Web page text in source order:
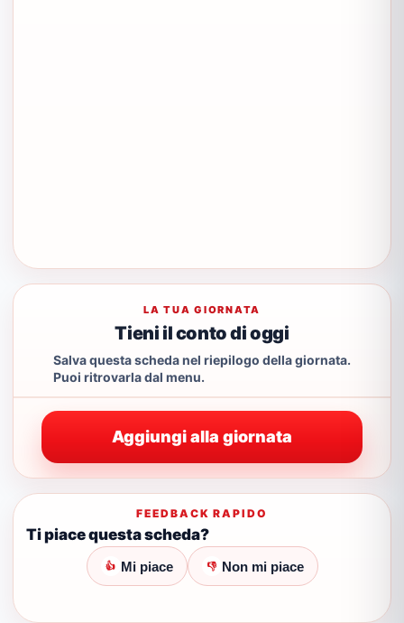
LA TUA GIORNATA
Tieni il conto di oggi
Salva questa scheda nel riepilogo della giornata.
Puoi ritrovarla dal menu.
Aggiungi alla giornata
FEEDBACK RAPIDO
Ti piace questa scheda?
👍 Mi piace 👎 Non mi piace